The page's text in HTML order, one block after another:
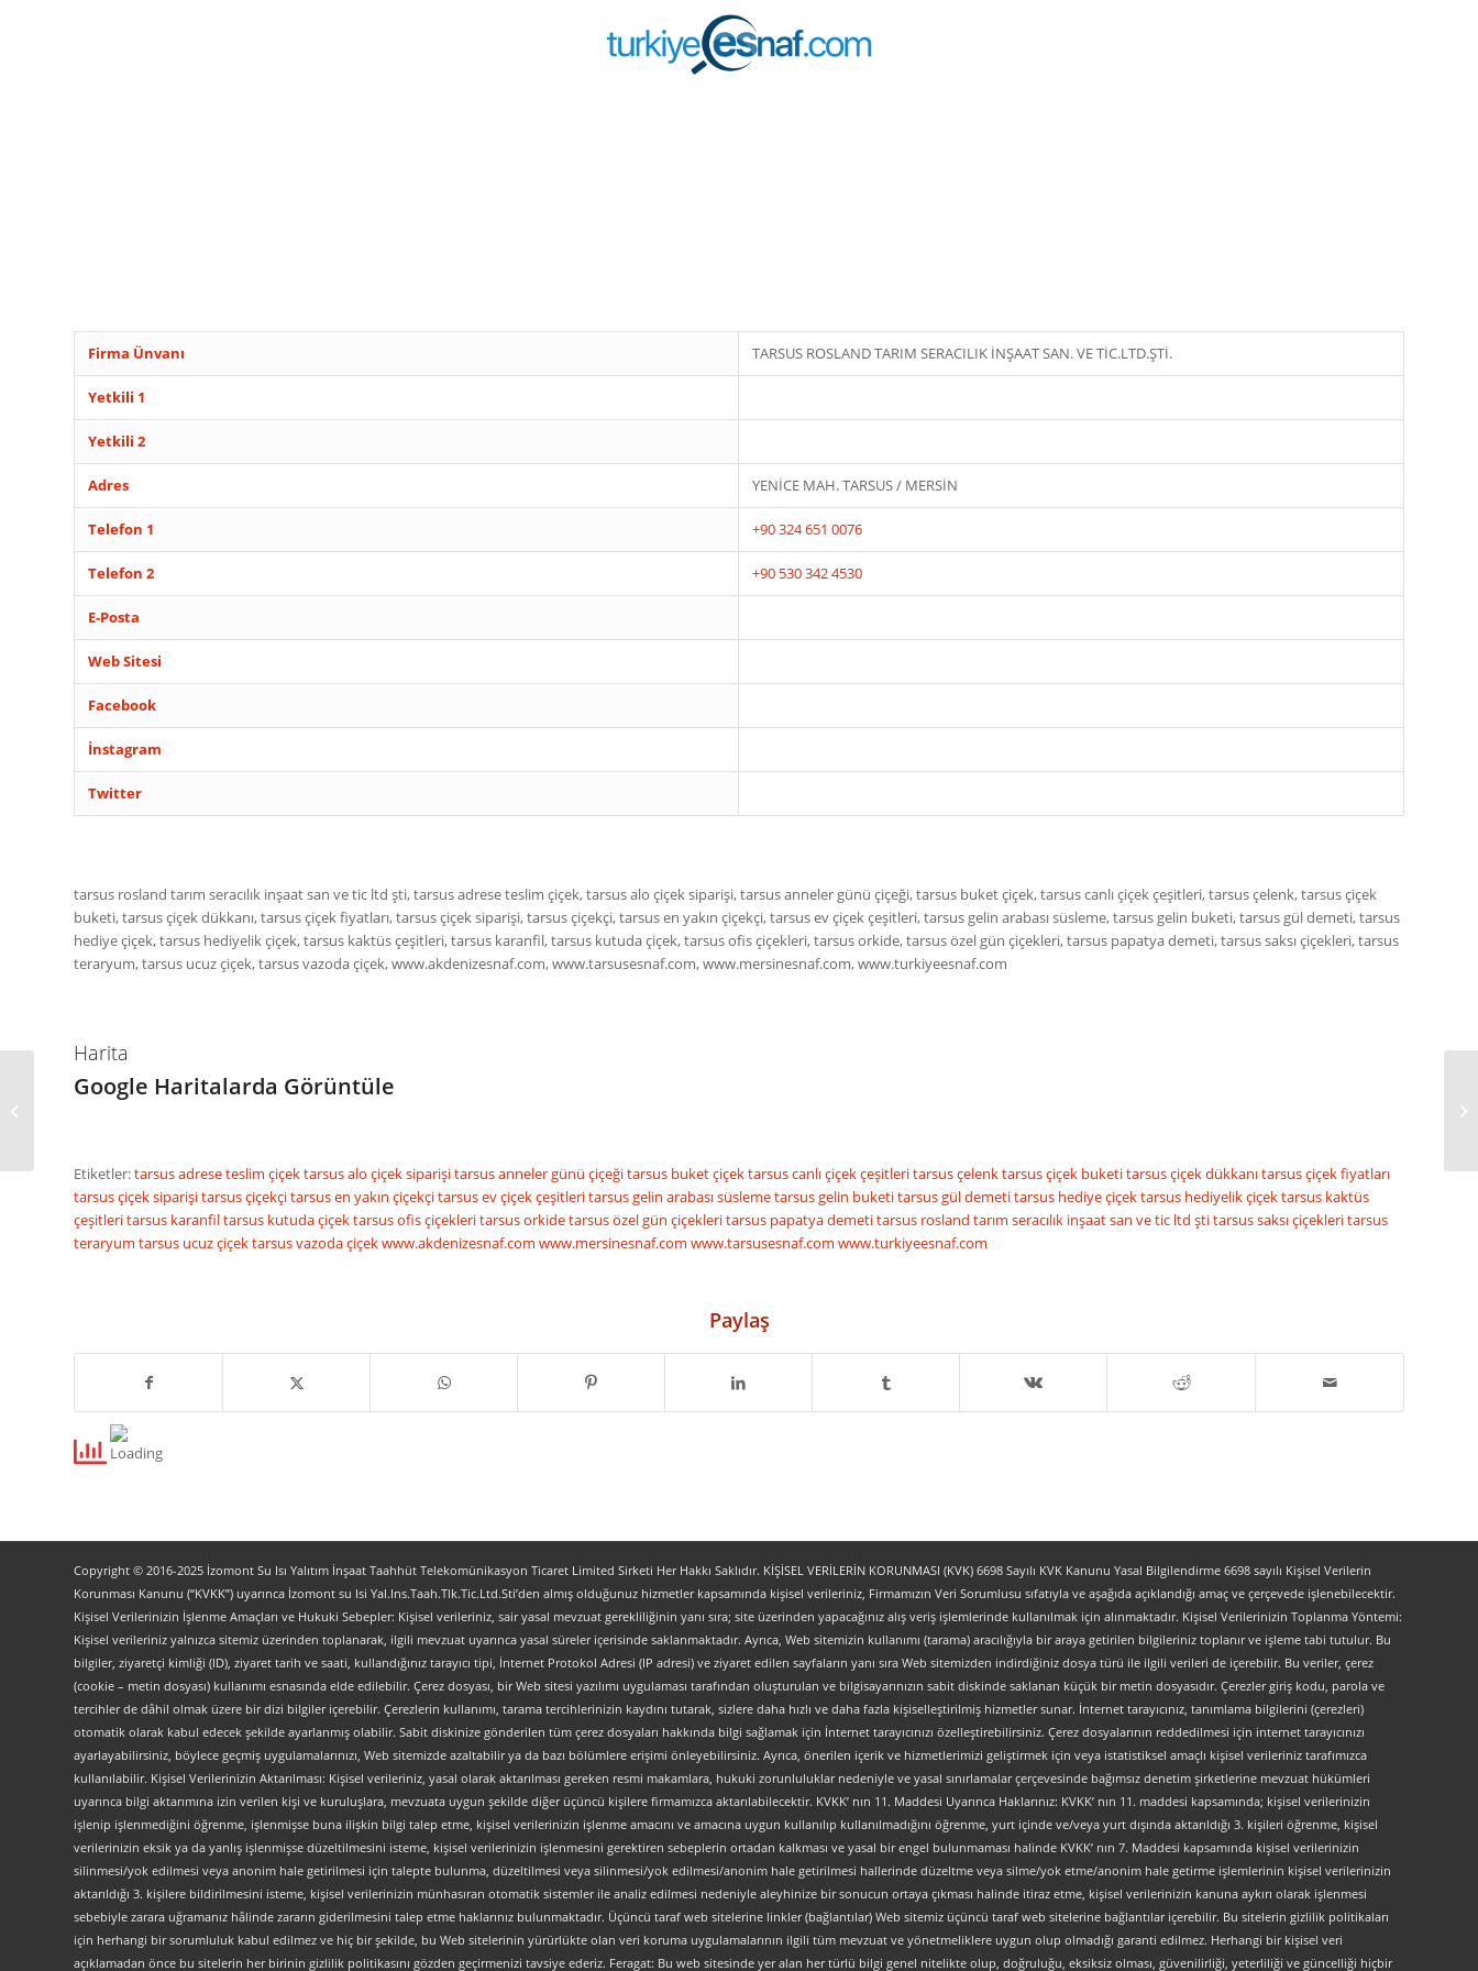
Firma Ünvanı TARSUS ROSLAND TARIM SERACILIK İNŞAAT SAN. VE TİC.LTD.ŞTİ.
Yetkili 1
Yetkili 2
Adres YENİCE MAH. TARSUS / MERSİN
Telefon 1 +90 324 651 0076
Telefon 2 +90 530 342 4530
E-Posta
Web Sitesi
Facebook
İnstagram
Twitter
tarsus rosland tarım seracılık inşaat san ve tic ltd şti, tarsus adrese teslim çiçek, tarsus alo çiçek siparişi, tarsus anneler günü çiçeği, tarsus buket çiçek, tarsus canlı çiçek çeşitleri, tarsus çelenk, tarsus çiçek
buketi, tarsus çiçek dükkanı, tarsus çiçek fiyatları, tarsus çiçek siparişi, tarsus çiçekçi, tarsus en yakın çiçekçi, tarsus ev çiçek çeşitleri, tarsus gelin arabası süsleme, tarsus gelin buketi, tarsus gül demeti, tarsus
hediye çiçek, tarsus hediyelik çiçek, tarsus kaktüs çeşitleri, tarsus karanfil, tarsus kutuda çiçek, tarsus ofis çiçekleri, tarsus orkide, tarsus özel gün çiçekleri, tarsus papatya demeti, tarsus saksı çiçekleri, tarsus
teraryum, tarsus ucuz çiçek, tarsus vazoda çiçek, www.akdenizesnaf.com, www.tarsusesnaf.com, www.mersinesnaf.com, www.turkiyeesnaf.com
Harita
Google Haritalarda Görüntüle
Etiketler:tarsus adrese teslim çiçektarsus alo çiçek siparişitarsus anneler günü çiçeğitarsus buket çiçektarsus canlı çiçek çeşitleritarsus çelenktarsus çiçek buketitarsus çiçek dükkanıtarsus çiçek fiyatları
tarsus çiçek siparişitarsus çiçekçitarsus en yakın çiçekçitarsus ev çiçek çeşitleritarsus gelin arabası süslemetarsus gelin buketitarsus gül demetitarsus hediye çiçektarsus hediyelik çiçektarsus kaktüs
çeşitleritarsus karanfiltarsus kutuda çiçektarsus ofis çiçekleritarsus orkidetarsus özel gün çiçekleritarsus papatya demetitarsus rosland tarım seracılık inşaat san ve tic ltd ştitarsus saksı çiçekleritarsus
teraryum tarsus ucuz çiçektarsus vazoda çiçekwww.akdenizesnaf.com www.mersinesnaf.com www.tarsusesnaf.com www.turkiyeesnaf.com
Paylaş
Copyright © 2016-2025 İzomont Su Isı Yalıtım İnşaat Taahhüt Telekomünikasyon Ticaret Limited Sirketi Her Hakkı Saklıdır. KİŞİSEL VERİLERİN KORUNMASI (KVK) 6698 Sayılı KVK Kanunu Yasal Bilgilendirme 6698 sayılı Kişisel Verilerin
Korunması Kanunu (“KVKK”) uyarınca İzomont su Isi Yal.Ins.Taah.Tlk.Tic.Ltd.Sti’den almış olduğunuz hizmetler kapsamında kişisel verileriniz, Firmamızın Veri Sorumlusu sıfatıyla ve aşağıda açıklandığı amaç ve çerçevede işlenebilecektir.
Kişisel Verilerinizin İşlenme Amaçları ve Hukuki Sebepler: Kişisel verileriniz, sair yasal mevzuat gerekliliğinin yanı sıra; site üzerinden yapacağınız alış veriş işlemlerinde kullanılmak için alınmaktadır. Kişisel Verilerinizin Toplanma Yöntemi:
Kişisel verileriniz yalnızca sitemiz üzerinden toplanarak, ilgili mevzuat uyarınca yasal süreler içerisinde saklanmaktadır. Ayrıca, Web sitemizin kullanımı (tarama) aracılığıyla bir araya getirilen bilgileriniz toplanır ve işleme tabi tutulur. Bu
bilgiler, ziyaretçi kimliği (ID), ziyaret tarih ve saati, kullandığınız tarayıcı tipi, İnternet Protokol Adresi (IP adresi) ve ziyaret edilen sayfaların yanı sıra Web sitemizden indirdiğiniz dosya türü ile ilgili verileri de içerebilir. Bu veriler, çerez
(cookie – metin dosyası) kullanımı esnasında elde edilebilir. Çerez dosyası, bir Web sitesi yazılımı uygulaması tarafından oluşturulan ve bilgisayarınızın sabit diskinde saklanan küçük bir metin dosyasıdır. Çerezler giriş kodu, parola ve
tercihler de dâhil olmak üzere bir dizi bilgiler içerebilir. Çerezlerin kullanımı, tarama tercihlerinizin kaydını tutarak, sizlere daha hızlı ve daha fazla kişiselleştirilmiş hizmetler sunar. İnternet tarayıcınız, tanımlama bilgilerini (çerezleri)
otomatik olarak kabul edecek şekilde ayarlanmış olabilir. Sabit diskinize gönderilen tüm çerez dosyaları hakkında bilgi sağlamak için İnternet tarayıcınızı özelleştirebilirsiniz. Çerez dosyalarının reddedilmesi için internet tarayıcınızı
ayarlayabilirsiniz, böylece geçmiş uygulamalarınızı, Web sitemizde azaltabilir ya da bazı bölümlere erişimi önleyebilirsiniz. Ayrıca, önerilen içerik ve hizmetlerimizi geliştirmek için veya istatistiksel amaçlı kişisel verileriniz tarafımızca
kullanılabilir. Kişisel Verilerinizin Aktarılması: Kişisel verileriniz, yasal olarak aktarılması gereken resmi makamlara, hukuki zorunluluklar nedeniyle ve yasal sınırlamalar çerçevesinde bağımsız denetim şirketlerine mevzuat hükümleri
uyarınca bilgi aktarımına izin verilen kişi ve kuruluşlara, mevzuata uygun şekilde diğer üçüncü kişilere firmamızca aktarılabilecektir. KVKK’ nın 11. Maddesi Uyarınca Haklarınız: KVKK’ nın 11. maddesi kapsamında; kişisel verilerinizin
işlenip işlenmediğini öğrenme, işlenmişse buna ilişkin bilgi talep etme, kişisel verilerinizin işlenme amacını ve amacına uygun kullanılıp kullanılmadığını öğrenme, yurt içinde ve/veya yurt dışında aktarıldığı 3. kişileri öğrenme, kişisel
verilerinizin eksik ya da yanlış işlenmişse düzeltilmesini isteme, kişisel verilerinizin işlenmesini gerektiren sebeplerin ortadan kalkması ve yasal bir engel bulunmaması halinde KVKK’ nın 7. Maddesi kapsamında kişisel verilerinizin
silinmesi/yok edilmesi veya anonim hale getirilmesi için talepte bulunma, düzeltilmesi veya silinmesi/yok edilmesi/anonim hale getirilmesi hallerinde düzeltme veya silme/yok etme/anonim hale getirme işlemlerinin kişisel verilerinizin
aktarıldığı 3. kişilere bildirilmesini isteme, kişisel verilerinizin münhasıran otomatik sistemler ile analiz edilmesi nedeniyle aleyhinize bir sonucun ortaya çıkması halinde itiraz etme, kişisel verilerinizin kanuna aykırı olarak işlenmesi
sebebiyle zarara uğramanız hâlinde zararın giderilmesini talep etme haklarınız bulunmaktadır. Üçüncü taraf web sitelerine linkler (bağlantılar) Web sitemiz üçüncü taraf web sitelerine bağlantılar içerebilir. Bu sitelerin gizlilik politikaları
için herhangi bir sorumluluk kabul edilmez ve hiç bir şekilde, bu Web sitelerinin yürürlükte olan veri koruma uygulamalarının ilgili tüm mevzuat ve yönetmeliklere uygun olup olmadığı garanti edilmez. Herhangi bir kişisel veri
açıklamadan önce bu sitelerin her birinin gizlilik politikasını gözden geçirmenizi tavsiye ederiz. Feragat: Bu web sitesinde yer alan her türlü bilgi genel nitelikte olup, doğruluğu, eksiksiz olması, güvenilirliği, yeterliliği ve güncelliği hiçbir